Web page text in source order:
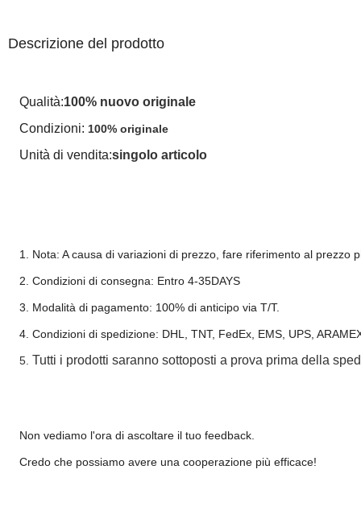
Descrizione del prodotto
Qualità:100% nuovo originale
Condizioni: 100% originale
Unità di vendita:singolo articolo
1. Nota: A causa di variazioni di prezzo, fare riferimento al prezzo
2. Condizioni di consegna: Entro 4-35DAYS
3. Modalità di pagamento: 100% di anticipo via T/T.
4. Condizioni di spedizione: DHL, TNT, FedEx, EMS, UPS,
5. Tutti i prodotti saranno sottoposti a prova prima della
Non vediamo l'ora di ascoltare il tuo feedback.
Credo che possiamo avere una cooperazione più efficace!